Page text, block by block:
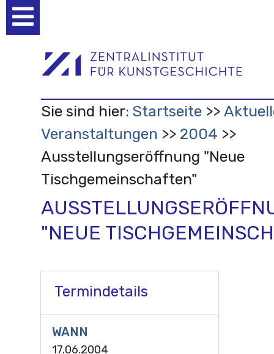
Werkzeuge
Sie sind hier: Startseite
Veranstaltungen
2004
Ausstellungseröffnung "Neue
Tischgemeinschaften"
"NEUE
Termindetails
WANN
17.06.2004